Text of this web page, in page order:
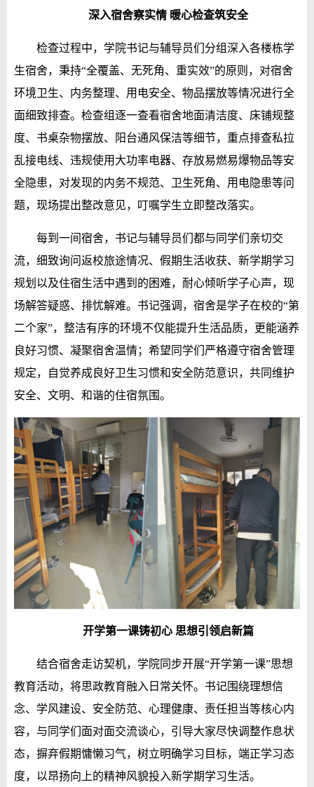
深入宿舍察实情 暖心检查筑安全
检查过程中，学院书记与辅导员们分组深入各楼栋学
生宿舍，秉持“全覆盖、无死角、重实效”的原则，对宿舍
环境卫生、内务整理、用电安全、物品摆放等情况进行全
面细致排查。检查组逐一查看宿舍地面清洁度、床铺规整
度、书桌杂物摆放、阳台通风保洁等细节，重点排查私拉
乱接电线、违规使用大功率电器、存放易燃易爆物品等安
全隐患，对发现的内务不规范、卫生死角、用电隐患等问
题，现场提出整改意见，叮嘱学生立即整改落实。
每到一间宿舍，书记与辅导员们都与同学们亲切交
流，细致询问返校旅途情况、假期生活收获、新学期学习
规划以及住宿生活中遇到的困难，耐心倾听学子心声，现
场解答疑惑、排忧解难。书记强调，宿舍是学子在校的“第
二个家”，整洁有序的环境不仅能提升生活品质，更能涵养
良好习惯、凝聚宿舍温情；希望同学们严格遵守宿舍管理
规定，自觉养成良好卫生习惯和安全防范意识，共同维护
安全、文明、和谐的住宿氛围。
开学第一课铸初心 思想引领启新篇
结合宿舍走访契机，学院同步开展“开学第一课”思想
教育活动，将思政教育融入日常关怀。书记围绕理想信
念、学风建设、安全防范、心理健康、责任担当等核心内
容，与同学们面对面交流谈心，引导大家尽快调整作息状
态，摒弃假期慵懒习气，树立明确学习目标，端正学习态
度，以昂扬向上的精神风貌投入新学期学习生活。